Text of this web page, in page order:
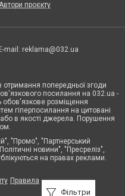
Фільтри
проєкту
mail: reklama@032.ua
отримання попередньої згоди
посилання на 032.ua -
обов'язкове розміщення
гіперпосилання на цитовані
або в якості джерела. Порушення
"Промо", "Партнерський
новини", "Пресреліз",
на правах реклами.
Правила